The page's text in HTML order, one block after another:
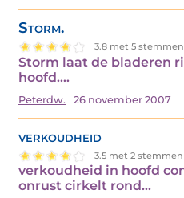
Storm.
3.8 met 5 stemmen
Storm laat de bladeren
hoofd.…
Peterdw. 26 november 2007
verkoudheid
3.5 met 2 stemmen
verkoudheid in hoofd
onrust cirkelt rond…